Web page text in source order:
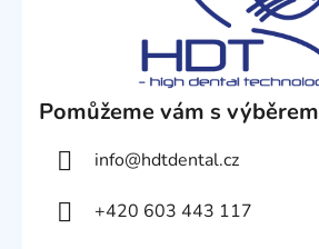
Pomůžeme vám s výběrem
info@hdtdental.cz
+420 603 443 117